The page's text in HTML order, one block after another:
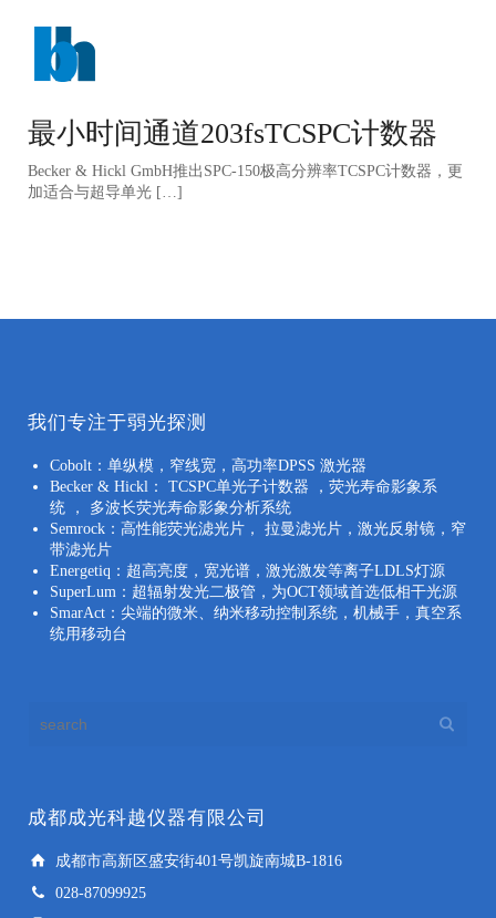
最小时间通道203fsTCSPC计数器
Becker & Hickl GmbH推出SPC-150极高分辨率TCSPC计数器，更
加适合与超导单光 […]
我们专注于弱光探测
Cobolt：单纵模，窄线宽，高功率DPSS 激光器
Becker & Hickl： TCSPC单光子计数器 ，荧光寿命影象系
统 ， 多波长荧光寿命影象分析系统
Semrock：高性能荧光滤光片， 拉曼滤光片，激光反射镜，窄
带滤光片
Energetiq：超高亮度，宽光谱，激光激发等离子LDLS灯源
SuperLum：超辐射发光二极管，为OCT领域首选低相干光源
SmarAct：尖端的微米、纳米移动控制系统，机械手，真空系
统用移动台
成都成光科越仪器有限公司
成都市高新区盛安街401号凯旋南城B-1816
028-87099925